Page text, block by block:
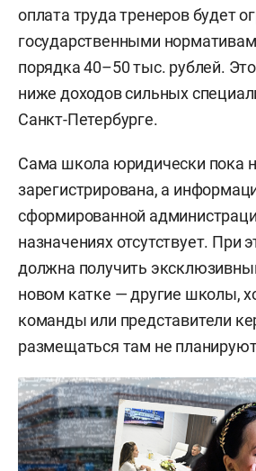
оплата труда тренеров будет
государственными
порядка 40–50 тыс. рублей.
ниже доходов сильных
Санкт-Петербурге.
Сама школа юридически пока
зарегистрирована, а
сформированной
назначениях отсутствует. При
должна получить
новом катке — другие школы,
команды или представители
размещаться там не